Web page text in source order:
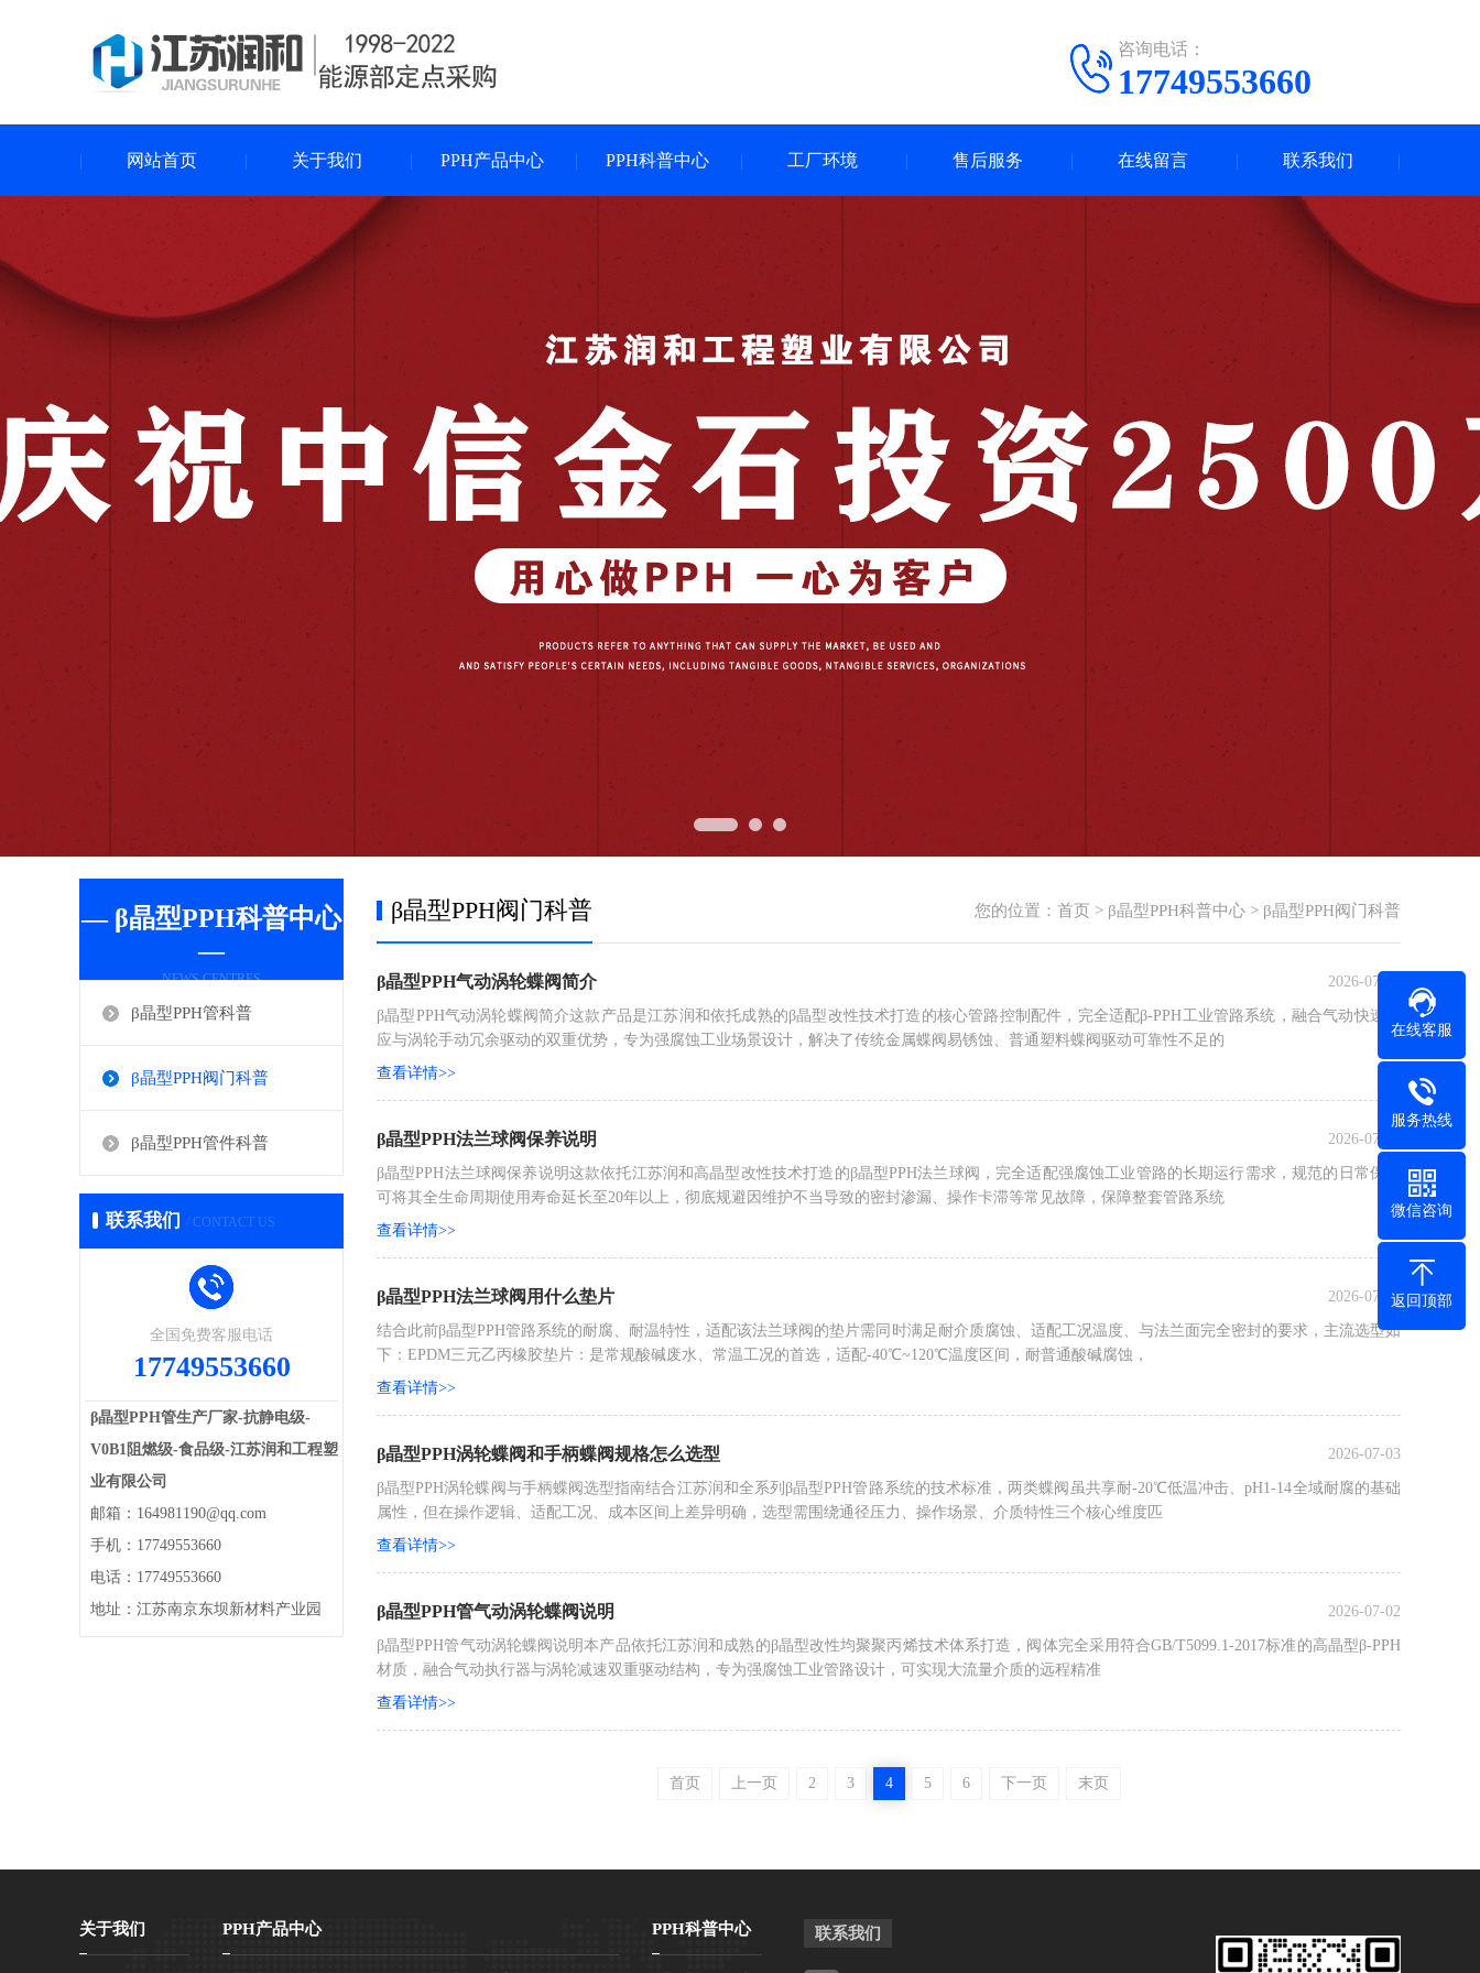
咨询电话：
17749553660
网站首页 关于我们 PPH产品中心 PPH科普中心 工厂环境 售后服务 在线留言 联系我们
— β晶型PPH科普中心
—
NEWS CENTRES
β晶型PPH管科普
β晶型PPH阀门科普
β晶型PPH管件科普
联系我们 / CONTACT US
全国免费客服电话
17749553660
β晶型PPH管生产厂家-抗静电级-
V0B1阻燃级-食品级-江苏润和工程塑
业有限公司
邮箱：164981190@qq.com
手机：17749553660
电话：17749553660
地址：江苏南京东坝新材料产业园
您的位置： 首页 > β晶型PPH科普中心 > β晶型PPH阀门科普
β晶型PPH阀门科普
2026-07-07
β晶型PPH气动涡轮蝶阀简介
β晶型PPH气动涡轮蝶阀简介这款产品是江苏润和依托成熟的β晶型改性技术打造的核心管路控制配件，完全适配β-PPH工业管路系统，融合气动快速响
应与涡轮手动冗余驱动的双重优势，专为强腐蚀工业场景设计，解决了传统金属蝶阀易锈蚀、普通塑料蝶阀驱动可靠性不足的
查看详情>>
2026-07-05
β晶型PPH法兰球阀保养说明
β晶型PPH法兰球阀保养说明这款依托江苏润和高晶型改性技术打造的β晶型PPH法兰球阀，完全适配强腐蚀工业管路的长期运行需求，规范的日常保养
可将其全生命周期使用寿命延长至20年以上，彻底规避因维护不当导致的密封渗漏、操作卡滞等常见故障，保障整套管路系统
查看详情>>
2026-07-04
β晶型PPH法兰球阀用什么垫片
结合此前β晶型PPH管路系统的耐腐、耐温特性，适配该法兰球阀的垫片需同时满足耐介质腐蚀、适配工况温度、与法兰面完全密封的要求，主流选型如
下：‌EPDM三元乙丙橡胶垫片‌：是常规酸碱废水、常温工况的首选，适配-40℃~120℃温度区间，耐普通酸碱腐蚀，
查看详情>>
2026-07-03
β晶型PPH涡轮蝶阀和手柄蝶阀规格怎么选型
β晶型PPH涡轮蝶阀与手柄蝶阀选型指南结合江苏润和全系列β晶型PPH管路系统的技术标准，两类蝶阀虽共享耐-20℃低温冲击、pH1-14全域耐腐的基础
属性，但在操作逻辑、适配工况、成本区间上差异明确，选型需围绕通径压力、操作场景、介质特性三个核心维度匹
查看详情>>
2026-07-02
β晶型PPH管气动涡轮蝶阀说明
β晶型PPH管气动涡轮蝶阀说明本产品依托江苏润和成熟的β晶型改性均聚聚丙烯技术体系打造，阀体完全采用符合GB/T5099.1-2017标准的高晶型β-PPH
材质，融合气动执行器与涡轮减速双重驱动结构，专为强腐蚀工业管路设计，可实现大流量介质的远程精准
查看详情>>
首页 上一页 2 3 4 5 6 下一页 末页
关于我们 PPH产品中心 PPH科普中心 联系我们
在线客服
服务热线
微信咨询
返回顶部